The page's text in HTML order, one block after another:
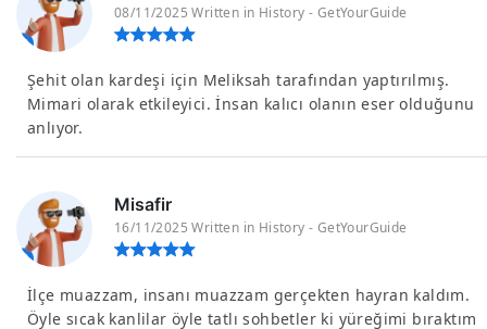
08/11/2025 Written in History - GetYourGuide
Şehit olan kardeşi için Meliksah tarafından yaptırılmış.
Mimari olarak etkileyici. İnsan kalıcı olanın eser olduğunu
anlıyor.
Misafir
16/11/2025 Written in History - GetYourGuide
İlçe muazzam, insanı muazzam gerçekten hayran kaldım.
Öyle sıcak kanlilar öyle tatlı sohbetler ki yüreğimi bıraktım